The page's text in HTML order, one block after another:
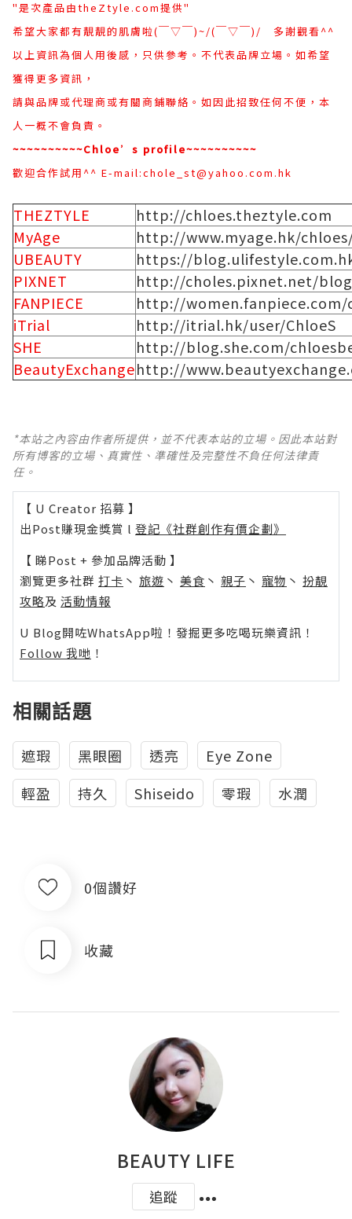
"是次產品由theZtyle.com提供"
希望大家都有靚靚的肌膚啦(￣▽￣)~/(￣▽￣)/ 多謝觀看^^
以上資訊為個人用後感，只供參考。不代表品牌立場。如希望
獲得更多資訊，
請與品牌或代理商或有關商鋪聯絡。如因此招致任何不便，本
人一概不會負責。
~~~~~~~~~~Chloe’s profile~~~~~~~~~~
歡迎合作試用^^ E-mail:chole_st@yahoo.com.hk
THEZTYLE
http://chloes.theztyle.com
MyAge
http://www.myage.hk/
UBEAUTY
https://
PIXNET
http://choles.pixnet.net/blog
FANPIECE
http://women.fanpiece.com/
iTrial
http://itrial.hk/user/ChloeS
SHE
http://blog.she.com/
BeautyExchangehttp://
*本站之內容由作者所提供，並不代表本站的立場。因此本站對
所有博客的立場、真實性、準確性及完整性不負任何法律責
任。
【 U Creator 招募 】
出Post賺現金獎賞 l 登記《社群創作有價企劃》
【 睇Post + 參加品牌活動 】
瀏覽更多社群 打卡 丶 旅遊 丶 美食 丶 親子 丶 寵物 丶 扮靚
攻略及 活動情報
U Blog開咗WhatsApp啦！發掘更多吃喝玩樂資訊！
Follow 我哋 ！
相關話題
遮瑕 黑眼圈 透亮
Eye Zone
輕盈
持久 Shiseido 零瑕 水潤
0個讚好
收藏
BEAUTY LIFE
追蹤